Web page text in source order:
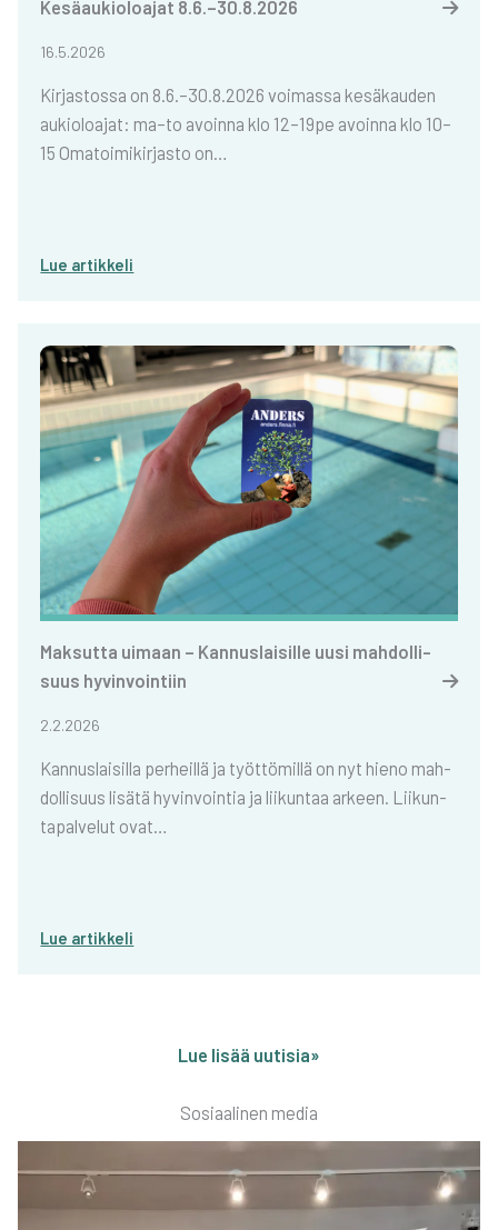
Kesä­au­kio­loa­jat 8.6.–30.8.2026
16.5.2026
Kir­jas­tos­sa on 8.6.–30.8.2026 voi­mas­sa kesä­kau­den
aukio­loa­jat: ma–to avoin­na klo 12–19pe avoin­na klo 10–
15 Oma­toi­mi­kir­jas­to on…
Lue artik­ke­li
Mak­sut­ta uimaan – Kan­nus­lai­sil­le uusi mah­dol­li­
suus hyvin­voin­tiin
2.2.2026
Kan­nus­lai­sil­la per­heil­lä ja työt­tö­mil­lä on nyt hie­no mah­
dol­li­suus lisä­tä hyvin­voin­tia ja lii­kun­taa arkeen. Lii­kun­
ta­pal­ve­lut ovat…
Lue artik­ke­li
Lue lisää uuti­sia»
Sosi­aa­li­nen media